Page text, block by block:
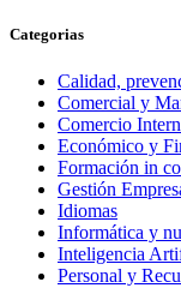
Categorias
Calidad,
Comercial y
Comercio
Económico y
Formación in
Gestión
Idiomas
Informática y
Inteligencia
Personal y